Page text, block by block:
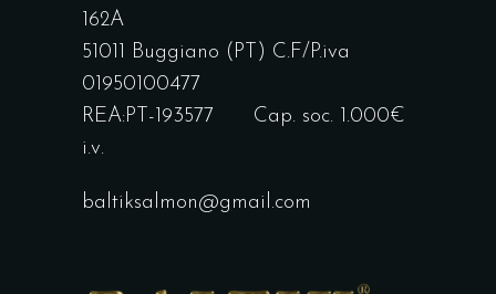
162A
51011 Buggiano (PT) C.F/P.iva
01950100477
REA:PT-193577 Cap. soc. 1.000€
i.v.
baltiksalmon@gmail.com